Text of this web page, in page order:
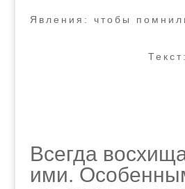
Явления: чтобы
Всегда
ими.